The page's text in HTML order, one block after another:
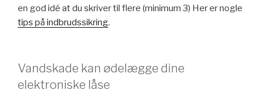
en god idé at du skriver til flere (minimum 3) Her er nogle
tips på indbrudssikring.
Vandskade kan ødelægge dine
elektroniske låse